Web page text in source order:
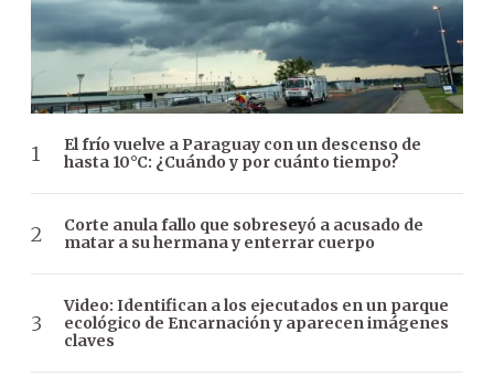
El frío vuelve a Paraguay con un descenso de
hasta 10°C: ¿Cuándo y por cuánto tiempo?
Corte anula fallo que sobreseyó a acusado de
matar a su hermana y enterrar cuerpo
Video: Identifican a los ejecutados en un parque
ecológico de Encarnación y aparecen imágenes
claves